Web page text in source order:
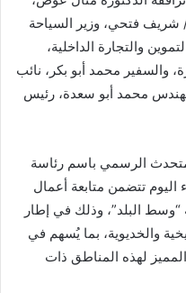
شريف فتحي، وزير السياحة
والتجارة الداخلية،
والسفير محمد أبو بكر، نائب
محمد أبو سعدة، رئيس
الرسمي باسم رئاسة
تتضمن متابعة أعمال
“وسط البلد”، وذلك في إطار
والخديوية، بما يُسهم في
لهذه المناطق ذات